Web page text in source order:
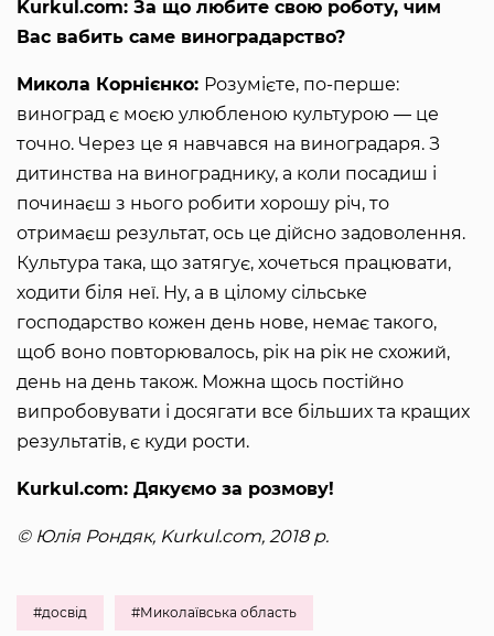
Kurkul.com: За що любите свою роботу, чим
Вас вабить саме виноградарство?
Микола Корнієнко: Розумієте, по-перше:
виноград є моєю улюбленою культурою ― це
точно. Через це я навчався на виноградаря. З
дитинства на винограднику, а коли посадиш і
починаєш з нього робити хорошу річ, то
отримаєш результат, ось це дійсно задоволення.
Культура така, що затягує, хочеться працювати,
ходити біля неї. Ну, а в цілому сільське
господарство кожен день нове, немає такого,
щоб воно повторювалось, рік на рік не схожий,
день на день також. Можна щось постійно
випробовувати і досягати все більших та кращих
результатів, є куди рости.
Kurkul.com: Дякуємо за розмову!
© Юлія Рондяк, Kurkul.com, 2018 р.
#досвід #Миколаївська область